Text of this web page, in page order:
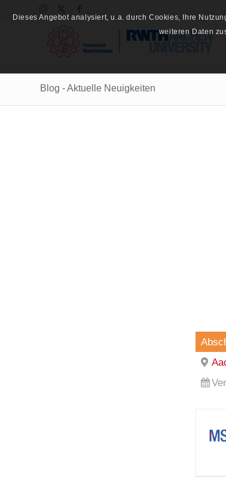
Blog - Aktuelle Neuigkeiten
Dieses Angebot analysiert, u.a. durch Cookies, Ihre
weiteren Daten